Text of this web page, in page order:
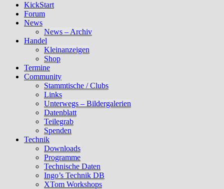
KickStart
Forum
News
News – Archiv
Handel
Kleinanzeigen
Shop
Termine
Community
Stammtische / Clubs
Links
Unterwegs – Bildergalerien
Datenblatt
Teilegrab
Spenden
Technik
Downloads
Programme
Technische Daten
Ingo’s Technik DB
XTom Workshops